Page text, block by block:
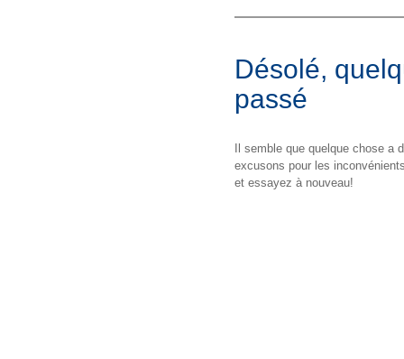
Désolé,
passé
Il semble que quelque chose a
excusons pour les
et essayez à nouveau!